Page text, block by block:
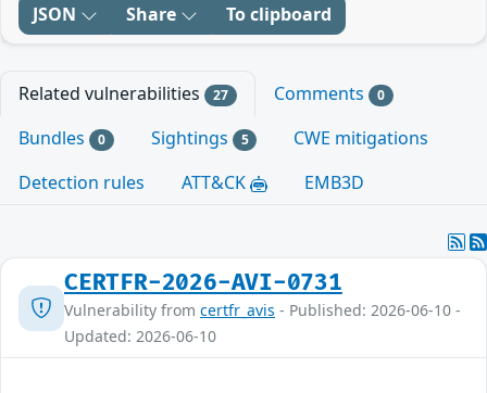
JSON Share To clipboard
Related vulnerabilities 27 Comments 0
Bundles 0 Sightings 5
CWE mitigations
Detection rules
ATT&CK EMB3D
CERTFR-2026-AVI-0731
Vulnerability from certfr_avis - Published: 2026-06-10 -
Updated: 2026-06-10